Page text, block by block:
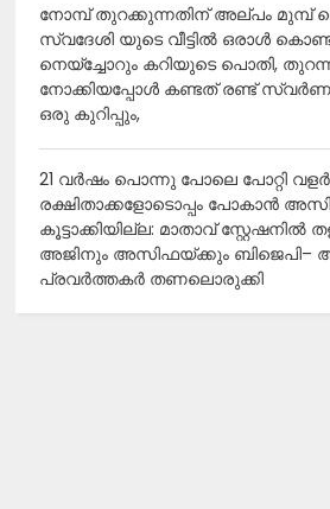
നോമ്പ് തുറക്കുന്നതിന് അല്പം മുമ്പ്
സ്വദേശി യുടെ വീട്ടിൽ ഒരാൾ
നെയ്ച്ചോറും കറിയുടെ പൊതി,
നോക്കിയപ്പോൾ കണ്ടത് രണ്ട്
ഒരു കുറിപ്പും,
21 വർഷം പൊന്നു പോലെ പോറ്റി
രക്ഷിതാക്കളോടൊപ്പം പോകാൻ
കൂട്ടാക്കിയില്ല: മാതാവ്
അജിനും അസിഫയ്ക്കും
പ്രവർത്തകർ തണലൊരുക്കി